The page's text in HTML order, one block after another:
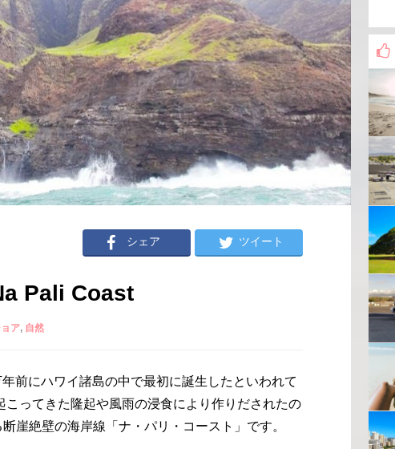
シェア ツイート
Pali Coast
ア 自然
前にハワイ諸島の中で最初に誕生したといわれて
ってきた隆起や風雨の浸食により作りだされたの
崖絶壁の海岸線「ナ・パリ・コースト」です。